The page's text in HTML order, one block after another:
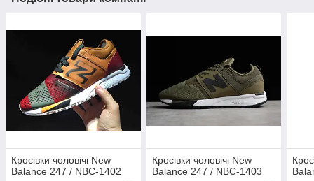
Кросівки чоловічі New
Balance 247 / NBC-1402
Кросівки чоловічі New
Balance 247 / NBC-1403